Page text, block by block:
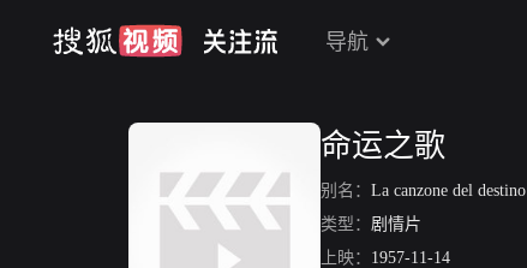
导航
命运之歌
别名： La canzone del destino
类型： 剧情片
上映： 1957-11-14